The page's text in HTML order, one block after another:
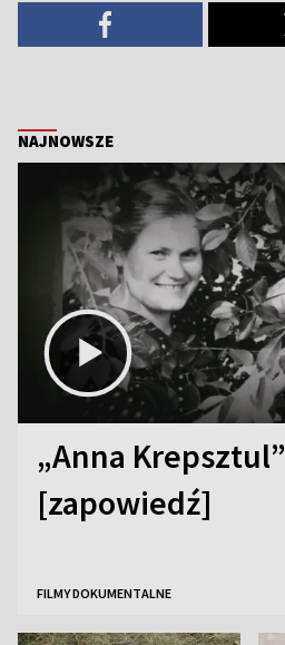
NAJNOWSZE
„Anna Krepsztul”
[zapowiedź]
FILMY DOKUMENTALNE